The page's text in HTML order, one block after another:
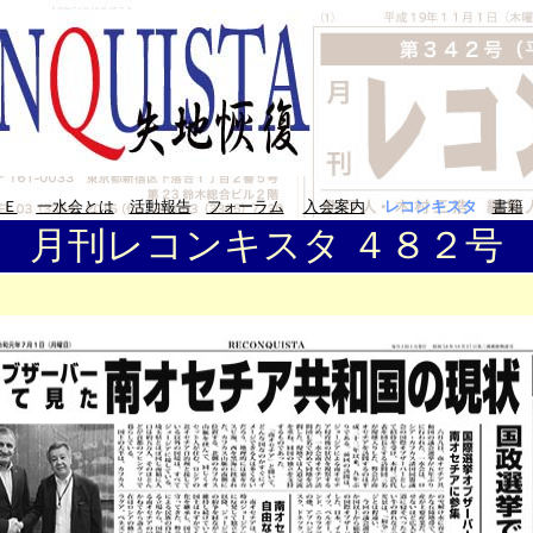
一水会とは 活動報告 フォーラム 入会案内 レコンキスタ 書籍
月刊レコンキスタ ４８２号